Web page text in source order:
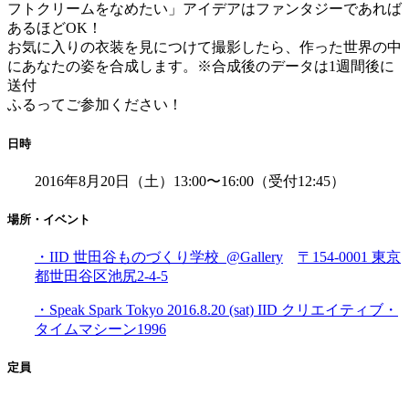
フトクリームをなめたい」アイデアはファンタジーであれば
あるほどOK！
お気に入りの衣装を見につけて撮影したら、作った世界の中
にあなたの姿を合成します。※合成後のデータは1週間後に
送付
ふるってご参加ください！
日時
2016年8月20日（土）13:00〜16:00（受付12:45）
場所・イベント
・IID 世田谷ものづくり学校 @Gallery
〒154-0001 東京
都世田谷区池尻2-4-5
・Speak Spark Tokyo 2016.8.20 (sat) IID クリエイティブ・
タイムマシーン1996
定員